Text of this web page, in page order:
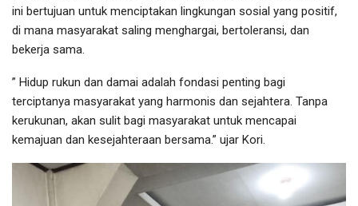
ini bertujuan untuk menciptakan lingkungan sosial yang positif,
di mana masyarakat saling menghargai, bertoleransi, dan
bekerja sama.
” Hidup rukun dan damai adalah fondasi penting bagi
terciptanya masyarakat yang harmonis dan sejahtera. Tanpa
kerukunan, akan sulit bagi masyarakat untuk mencapai
kemajuan dan kesejahteraan bersama.” ujar Kori.